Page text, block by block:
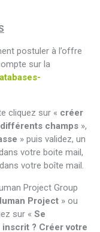
postuler à l’offre
sur la
cliquez sur « créer
champs »,
» puis validez, un
votre boite mail,
votre boîte mail.
Project Group
Project » ou
sur « Se
inscrit ? Créer votre